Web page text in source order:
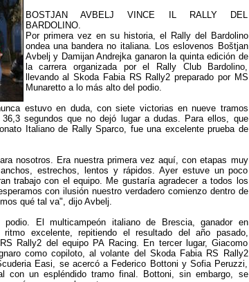
BOSTJAN AVBELJ VINCE IL RALLY DEL
BARDOLINO.
Por primera vez en su historia, el Rally del Bardolino
ondea una bandera no italiana. Los eslovenos Boštjan
Avbelj y Damijan Andrejka ganaron la quinta edición de
la carrera organizada por el Rally Club Bardolino,
llevando al Skoda Fabia RS Rally2 preparado por MS
Munaretto a lo más alto del podio.
estuvo en duda, con siete victorias en nueve tramos
segundos que no dejó lugar a dudas. Para ellos, que
Italiano de Rally Sparco, fue una excelente prueba de
nosotros. Era nuestra primera vez aquí, con etapas muy
estrechos, lentos y rápidos. Ayer estuve un poco
trabajo con el equipo. Me gustaría agradecer a todos los
con ilusión nuestro verdadero comienzo dentro de
qué tal va", dijo Avbelj.
El multicampeón italiano de Brescia, ganador en
excelente, repitiendo el resultado del año pasado,
Rally2 del equipo PA Racing. En tercer lugar, Giacomo
como copiloto, al volante del Skoda Fabia RS Rally2
Easi, se acercó a Federico Bottoni y Sofia Peruzzi,
con un espléndido tramo final. Bottoni, sin embargo, se